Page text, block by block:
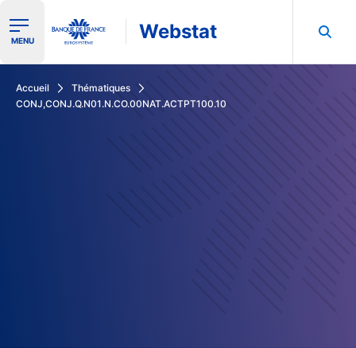
Ouvrir le menu de navigation
MENU Webstat
Accueil
Thématiques
CONJ,CONJ.Q.N01.N.CO.00NAT.ACTPT100.10